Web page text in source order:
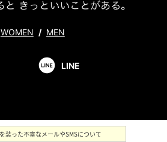
WOMEN / MEN
LINE
装った不審なメールやSMSについて